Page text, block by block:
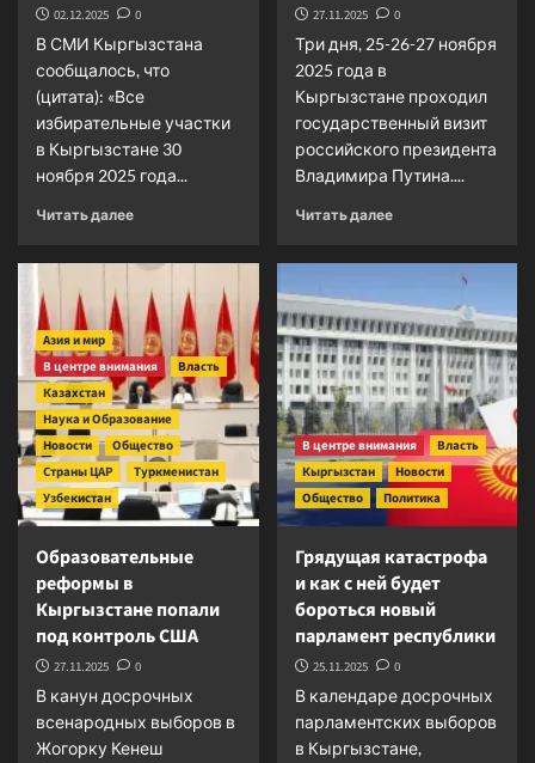
02.12.2025 0
В СМИ Кыргызстана
сообщалось, что
(цитата): «Все
избирательные участки
в Кыргызстане 30
ноября 2025 года...
Читать далееПрочитать
предварительные
данные
выборах
в
парламент
27.11.2025 0
Три дня, 25-26-27 ноября
2025 года в
Кыргызстане проходил
государственный визит
российского президента
Владимира Путина....
Читать далееПрочитать
Кыргызстан:
трехдневный
визит
российского
президента
Азия и мир
В центре внимания
Власть
Казахстан
Наука и Образование
Новости
Общество
Страны ЦАР
Туркменистан
Узбекистан
Образовательные
реформы в
Кыргызстане попали
под контроль США
27.11.2025 0
В канун досрочных
всенародных выборов в
Жогорку Кенеш
В центре внимания
Власть
Кыргызстан
Новости
Общество
Политика
Грядущая катастрофа
и как с ней будет
бороться новый
парламент республики
25.11.2025 0
В календаре досрочных
парламентских выборов
в Кыргызстане,